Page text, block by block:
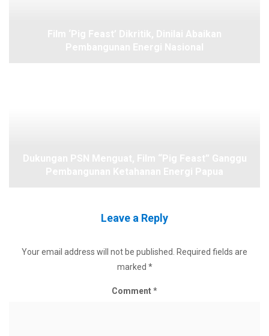
Leave a Reply
Your email address will not be published. Required fields are
marked *
Comment*